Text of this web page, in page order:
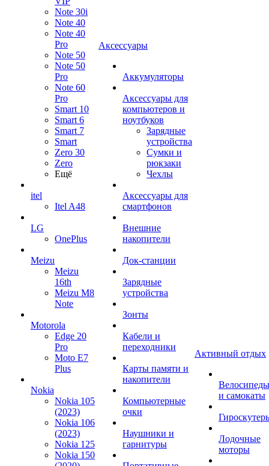
Note 30i
Note 40
Note 40
Pro
Note 50
Note 50
Pro
Note 60
Pro
Smart 10
Smart 6
Smart 7
Smart
Zero 30
Zero
Ещё
itel
Itel A48
LG
OnePlus
Meizu
Meizu
16th
Meizu M8
Note
Motorola
Edge 20
Pro
Moto E7
Plus
Nokia
Nokia 105
(2023)
Nokia 106
(2023)
Nokia 125
Nokia 150
Аксессуары
Аккумуляторы
Аксессуары для
компьютеров и
ноутбуков
Зарядные
устройства
Сумки и
рюкзаки
Чехлы
Аксессуары для
смартфонов
Внешние
накопители
Док-станции
Зарядные
устройства
Зонты
Кабели и
переходники
Карты памяти и
накопители
Компьютерные
очки
Наушники и
гарнитуры
Активный отдых
Велосипеды
и самокаты
Лодочные
моторы